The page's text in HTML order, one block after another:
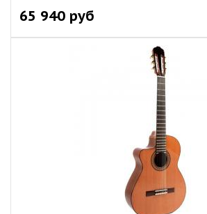
65 940 руб